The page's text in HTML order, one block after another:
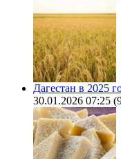
Дагестан в 2025
30.01.2026 07:25